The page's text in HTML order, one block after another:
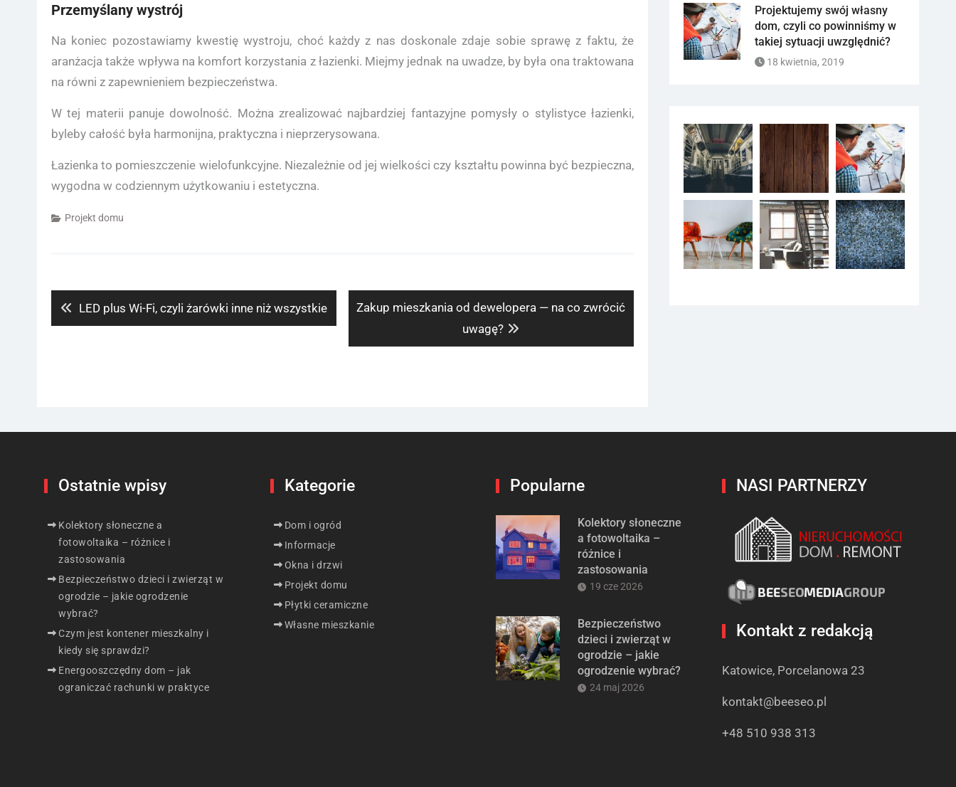
Przemyślany wystrój
Na koniec pozostawiamy kwestię wystroju, choć każdy z nas doskonale zdaje sobie sprawę z faktu, że
aranżacja także wpływa na komfort korzystania z łazienki. Miejmy jednak na uwadze, by była ona traktowana
na równi z zapewnieniem bezpieczeństwa.
W tej materii panuje dowolność. Można zrealizować najbardziej fantazyjne pomysły o stylistyce łazienki,
byleby całość była harmonijna, praktyczna i nieprzerysowana.
Łazienka to pomieszczenie wielofunkcyjne. Niezależnie od jej wielkości czy kształtu powinna być bezpieczna,
wygodna w codziennym użytkowaniu i estetyczna.
Projekt domu
Previous
post:
LED plus Wi-Fi, czyli żarówki inne niż wszystkie
Next
Zakup mieszkania od dewelopera — na co zwrócić
uwagę?
Projektujemy swój własny
dom, czyli co powinniśmy w
takiej sytuacji uwzględnić?
18 kwietnia, 2019
Ostatnie wpisy
Kolektory słoneczne a
fotowoltaika – różnice i
zastosowania
Bezpieczeństwo dzieci i zwierząt w
ogrodzie – jakie ogrodzenie
wybrać?
Czym jest kontener mieszkalny i
kiedy się sprawdzi?
Energooszczędny dom – jak
ograniczać rachunki w praktyce
Kategorie
Dom i ogród
Informacje
Okna i drzwi
Projekt domu
Płytki ceramiczne
Własne mieszkanie
Popularne
Kolektory słoneczne
a fotowoltaika –
różnice i
zastosowania
19 cze 2026
Bezpieczeństwo
dzieci i zwierząt w
ogrodzie – jakie
ogrodzenie wybrać?
24 maj 2026
NASI PARTNERZY
Kontakt z redakcją
Katowice, Porcelanowa 23
kontakt@beeseo.pl
+48 510 938 313